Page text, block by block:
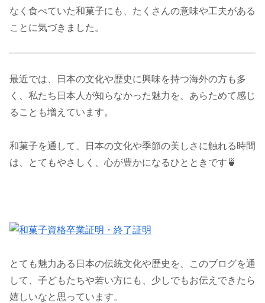
なく食べていた和菓子にも、たくさんの意味や工夫がある
ことに気づきました。
最近では、日本の文化や歴史に興味を持つ海外の方も多
く、私たち日本人が知らなかった魅力を、あらためて感じ
ることも増えています。
和菓子を通して、日本の文化や季節の美しさに触れる時間
は、とてもやさしく、心が豊かになるひとときです🍵
とても魅力ある日本の伝統文化や歴史を、このブログを通
して、子どもたちや若い方にも、少しでもお伝えできたら
嬉しいなと思っています。